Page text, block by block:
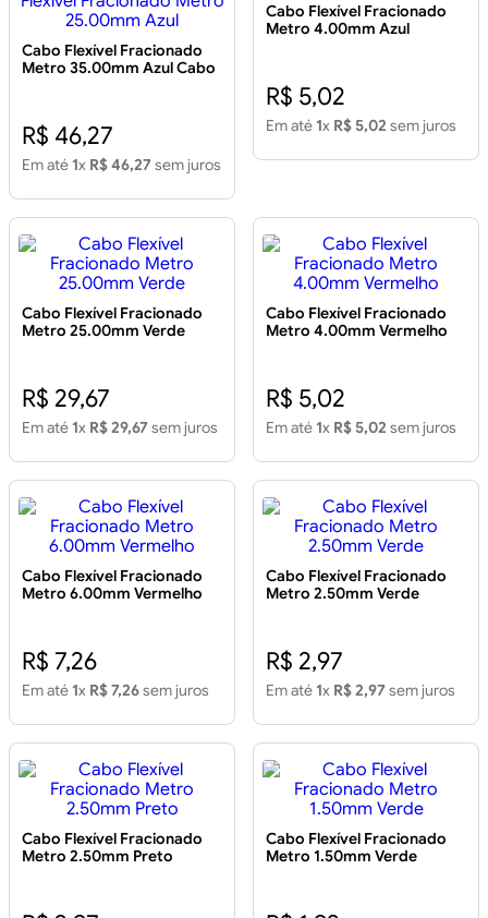
Cabo Flexível Fracionado
Metro 35.00mm Azul Cabo
R$ 46,27
Em até 1x R$ 46,27 sem juros
Cabo Flexível Fracionado
Metro 4.00mm Azul
R$ 5,02
Em até 1x R$ 5,02 sem juros
Cabo Flexível Fracionado
Metro 25.00mm Verde
R$ 29,67
Em até 1x R$ 29,67 sem juros
Cabo Flexível Fracionado
Metro 4.00mm Vermelho
R$ 5,02
Em até 1x R$ 5,02 sem juros
Cabo Flexível Fracionado
Metro 6.00mm Vermelho
R$ 7,26
Em até 1x R$ 7,26sem juros
Cabo Flexível Fracionado
Metro 2.50mm Verde
R$ 2,97
Em até 1x R$ 2,97 sem juros
Cabo Flexível Fracionado
Metro 2.50mm Preto
Cabo Flexível Fracionado
Metro 1.50mm Verde